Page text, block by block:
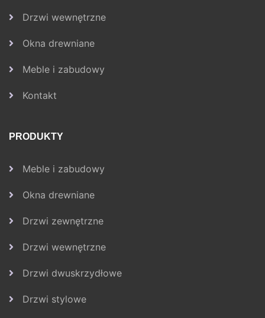
Drzwi wewnętrzne
Okna drewniane
Meble i zabudowy
Kontakt
PRODUKTY
Meble i zabudowy
Okna drewniane
Drzwi zewnętrzne
Drzwi wewnętrzne
Drzwi dwuskrzydłowe
Drzwi stylowe